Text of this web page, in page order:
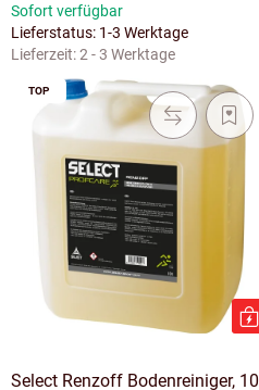
Sofort verfügbar
Lieferstatus: 1-3 Werktage
Lieferzeit:2 - 3 Werktage
TOP
Select Renzoff Bodenreiniger, 10